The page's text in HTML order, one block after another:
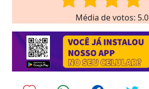
Média de votos: 5.0